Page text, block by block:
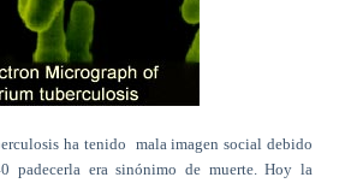
ha tenido mala imagen social debido
padecerla era sinónimo de muerte. Hoy la